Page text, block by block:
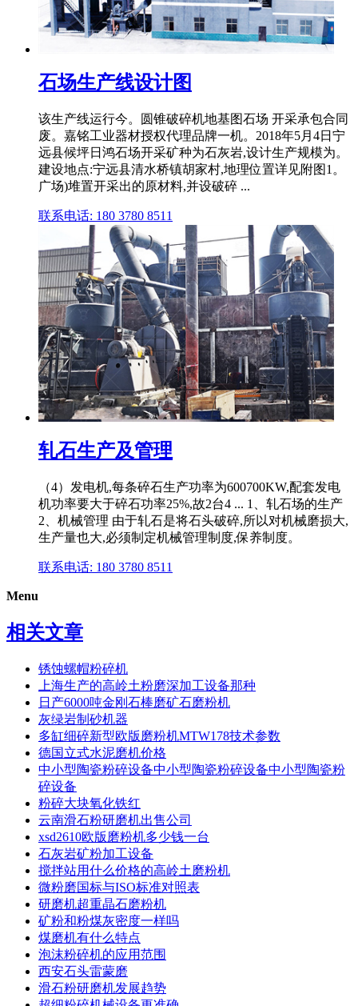
石场生产线设计图
该生产线运行今。圆锥破碎机地基图石场 开采承包合同
废。嘉铭工业器材授权代理品牌一机。2018年5月4日宁
远县候坪日鸿石场开采矿种为石灰岩,设计生产规模为。
建设地点:宁远县清水桥镇胡家村,地理位置详见附图1。
广场)堆置开采出的原材料,并设破碎 ...
联系电话: 180 3780 8511
轧石生产及管理
（4）发电机,每条碎石生产功率为600700KW,配套发电
机功率要大于碎石功率25%,故2台4 ... 1、轧石场的生产
2、机械管理 由于轧石是将石头破碎,所以对机械磨损大,
生产量也大,必须制定机械管理制度,保养制度。
联系电话: 180 3780 8511
Menu
相关文章
锈蚀螺帽粉碎机
上海生产的高岭土粉磨深加工设备那种
日产6000吨金刚石棒磨矿石磨粉机
灰绿岩制砂机器
多缸细碎新型欧版磨粉机MTW178技术参数
德国立式水泥磨机价格
中小型陶瓷粉碎设备中小型陶瓷粉碎设备中小型陶瓷粉
碎设备
粉碎大块氧化铁红
云南滑石粉研磨机出售公司
xsd2610欧版磨粉机多少钱一台
石灰岩矿粉加工设备
搅拌站用什么价格的高岭土磨粉机
微粉磨国标与ISO标准对照表
研磨机超重晶石磨粉机
矿粉和粉煤灰密度一样吗
煤磨机有什么特点
泡沫粉碎机的应用范围
西安石头雷蒙磨
滑石粉研磨机发展趋势